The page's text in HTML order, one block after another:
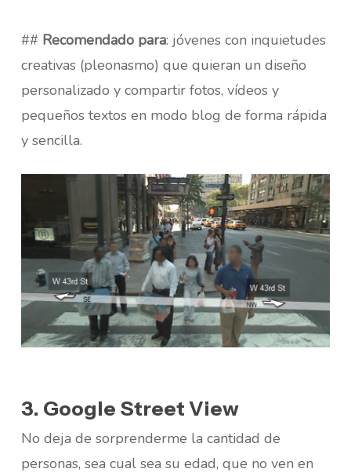
## Recomendado para: jóvenes con inquietudes
creativas (pleonasmo) que quieran un diseño
personalizado y compartir fotos, vídeos y
pequeños textos en modo blog de forma rápida
y sencilla.
3. Google Street View
No deja de sorprenderme la cantidad de
personas, sea cual sea su edad, que no ven en